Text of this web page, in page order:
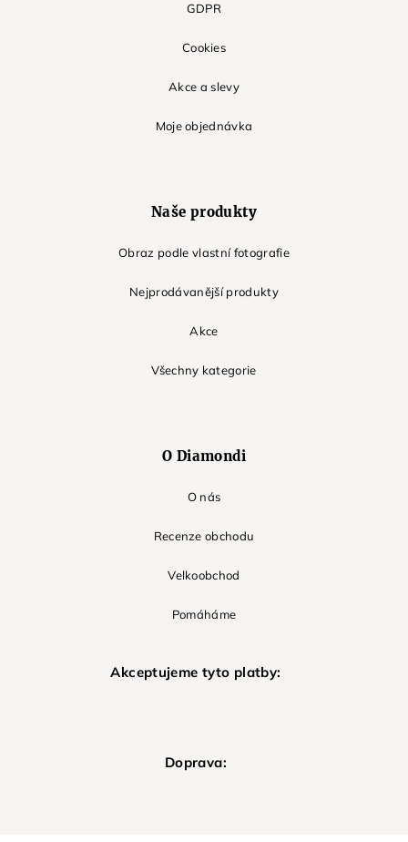
GDPR
Cookies
Akce a slevy
Moje objednávka
Naše produkty
Obraz podle vlastní fotografie
Nejprodávanější produkty
Akce
Všechny kategorie
O Diamondi
O nás
Recenze obchodu
Velkoobchod
Pomáháme
Akceptujeme tyto platby:
Doprava: